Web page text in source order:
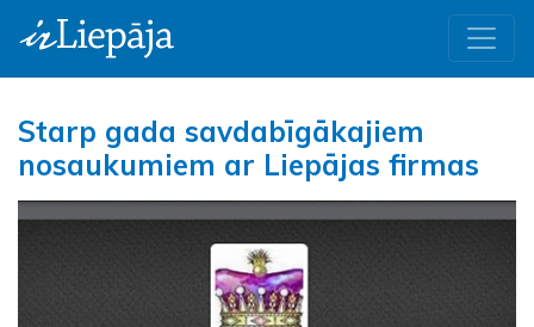
Starp gada savdabīgākajiem
nosaukumiem ar Liepājas firmas